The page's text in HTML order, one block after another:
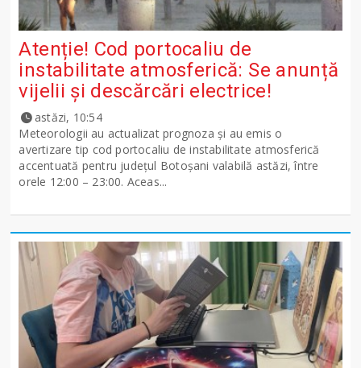
Atenție! Cod portocaliu de
instabilitate atmosferică: Se anunță
vijelii și descărcări electrice!
astăzi, 10:54
Meteorologii au actualizat prognoza și au emis o
avertizare tip cod portocaliu de instabilitate atmosferică
accentuată pentru județul Botoșani valabilă astăzi, între
orele 12:00 – 23:00. Aceas...